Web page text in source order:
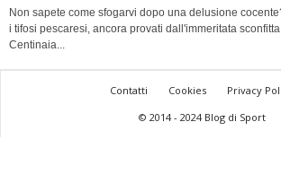
Non sapete come sfogarvi dopo una delusione
i tifosi pescaresi, ancora provati dall'immeritata
Centinaia...
Contatti Cookies
Privacy
© 2014 - 2024 Blog di Sport